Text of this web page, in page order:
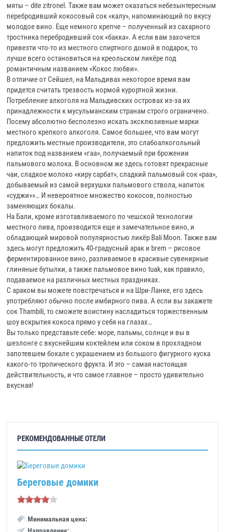
мяты – dite zitronel. Также вам может оказаться небезынтересным
перебродивший кокосовый сок «калу», напоминающий по вкусу
молодое вино. Еще немного крепче – полученный из сахарного
тростника перебродивший сок «бакка». А если вам захочется
привезти что-то из местного спиртного домой в подарок, то
лучше всего остановиться на креольском ликёре под
романтичным названием «Кокос любви».
В отличие от Сейшел, на Мальдивах некоторое время вам
придется считать трезвость нормой курортной жизни.
Потребление алкоголя на Мальдивских островах из-за их
принадлежности к мусульманским странам строго ограничено.
Посему абсолютно бесполезно искать эксклюзивные марки
местного крепкого алкоголя. Самое большее, что вам могут
предложить местные производители, это слабоалкогольный
напиток под названием «гаа», получаемый при брожении
пальмового молока. В основном же здесь готовят прекрасные
чаи, сладкое молоко «киру сарбат», сладкий пальмовый сок «раа»,
добываемый из самой верхушки пальмового ствола, напиток
«суджи»»… И невероятное множество кокосов, полностью
заменяющих бокалы.
На Бали, кроме изготавливаемого по чешской технологии
местного пива, производится еще и замечательное вино, и
обладающий мировой популярностью ликёр Bali Moon. Также вам
здесь могут предложить 40-градусный арак и brem – рисовое
ферментированное вино, разливаемое в красивые сувенирные
глиняные бутылки, а также пальмовое вино tuak, как правило,
подаваемое на различных местных праздниках.
С араком вы можете повстречаться и на Шри-Ланке, его здесь
употребляют обычно после имбирного пива. А если вы закажете
сок Thambili, то сможете воистину насладиться торжественным
шоу вскрытия кокоса прямо у себя на глазах…
Вы только представьте себе: море, пальмы, солнце и вы в
шезлонге с вкуснейшим коктейлем или соком в прохладном
запотевшем бокале с украшением из большого фигурного куска
какого-то тропического фрукта. И это – самая настоящая
действительность, и что самое главное – просто удивительно
вкусная!
РЕКОМЕНДОВАННЫЕ ОТЕЛИ
Береговые домики
Минимальная цена: